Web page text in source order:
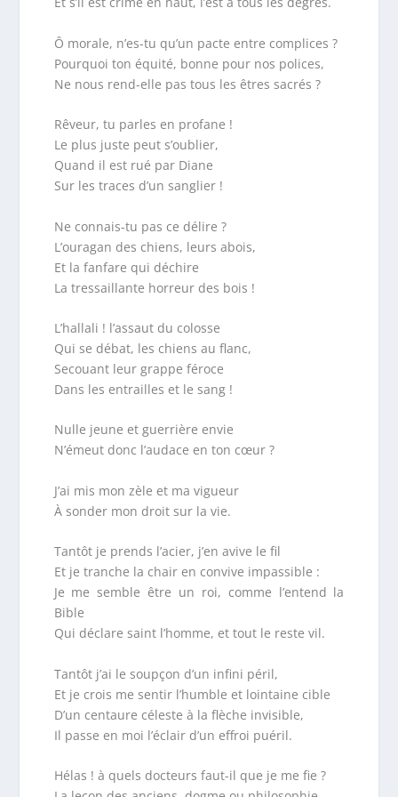
Ô morale, n’es-tu qu’un pacte entre complices ?
Pourquoi ton équité, bonne pour nos polices,
Ne nous rend-elle pas tous les êtres sacrés ?
Rêveur, tu parles en profane !
Le plus juste peut s’oublier,
Quand il est rué par Diane
Sur les traces d’un sanglier !
Ne connais-tu pas ce délire ?
L’ouragan des chiens, leurs abois,
Et la fanfare qui déchire
La tressaillante horreur des bois !
L’hallali ! l’assaut du colosse
Qui se débat, les chiens au flanc,
Secouant leur grappe féroce
Dans les entrailles et le sang !
Nulle jeune et guerrière envie
N’émeut donc l’audace en ton cœur ?
J’ai mis mon zèle et ma vigueur
À sonder mon droit sur la vie.
Tantôt je prends l’acier, j’en avive le fil
Et je tranche la chair en convive impassible :
Je me semble être un roi, comme l’entend la
Bible
Qui déclare saint l’homme, et tout le reste vil.
Tantôt j’ai le soupçon d’un infini péril,
Et je crois me sentir l’humble et lointaine cible
D’un centaure céleste à la flèche invisible,
Il passe en moi l’éclair d’un effroi puéril.
Hélas ! à quels docteurs faut-il que je me fie ?